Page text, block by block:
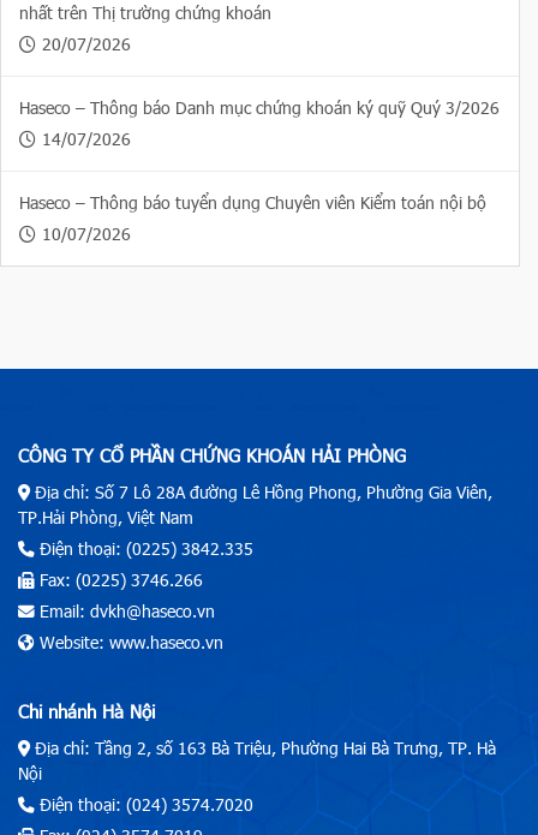
nhất trên Thị trường chứng khoán
20/07/2026
Haseco – Thông báo Danh mục chứng khoán ký quỹ Quý 3/2026
14/07/2026
Haseco – Thông báo tuyển dụng Chuyên viên Kiểm toán nội bộ
10/07/2026
CÔNG TY CỔ PHẦN CHỨNG KHOÁN HẢI PHÒNG
Địa chỉ: Số 7 Lô 28A đường Lê Hồng Phong, Phường Gia Viên,
TP.Hải Phòng, Việt Nam
Điện thoại: (0225) 3842.335
Fax: (0225) 3746.266
Email: dvkh@haseco.vn
Website: www.haseco.vn
Chi nhánh Hà Nội
Địa chỉ: Tầng 2, số 163 Bà Triệu, Phường Hai Bà Trưng, TP. Hà
Nội
Điện thoại: (024) 3574.7020